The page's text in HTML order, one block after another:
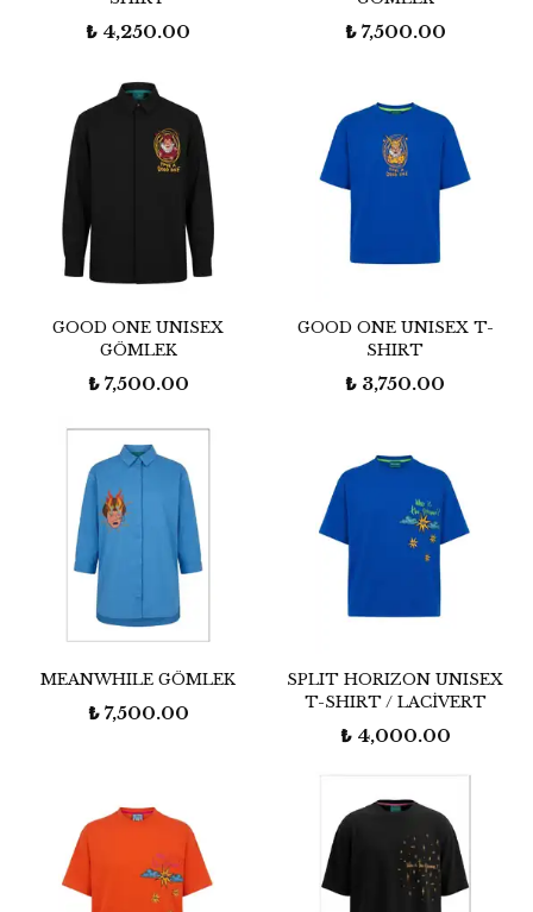
₺ 4,250.00 ₺ 7,500.00
GOOD ONE UNISEX
GÖMLEK
₺ 7,500.00
GOOD ONE UNISEX T-
SHIRT
₺ 3,750.00
MEANWHILE GÖMLEK
₺ 7,500.00
SPLIT HORIZON UNISEX
T-SHIRT / LACİVERT
₺ 4,000.00